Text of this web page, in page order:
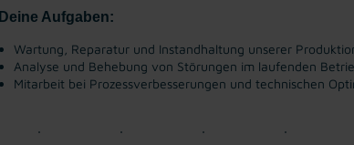
Deine Aufgaben:
Wartung, Reparatur und Instandhaltung unserer
Analyse und Behebung von Störungen im laufenden
Mitarbeit bei Prozessverbesserungen und technischen